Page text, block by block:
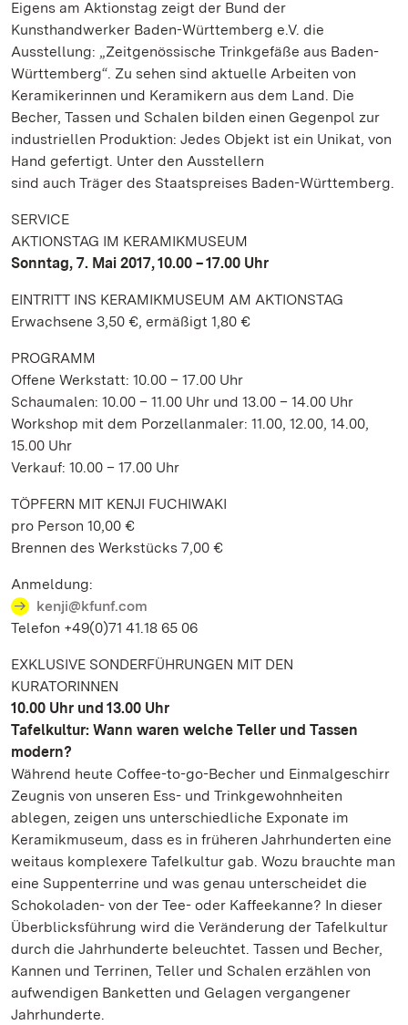
Eigens am Aktionstag zeigt der Bund der
Kunsthandwerker Baden-Württemberg e.V. die
Ausstellung: „Zeitgenössische Trinkgefäße aus Baden-
Württemberg“. Zu sehen sind aktuelle Arbeiten von
Keramikerinnen und Keramikern aus dem Land. Die
Becher, Tassen und Schalen bilden einen Gegenpol zur
industriellen Produktion: Jedes Objekt ist ein Unikat, von
Hand gefertigt. Unter den Ausstellern
sind auch Träger des Staatspreises Baden-Württemberg.
SERVICE
AKTIONSTAG IM KERAMIKMUSEUM
Sonntag, 7. Mai 2017, 10.00 – 17.00 Uhr
EINTRITT INS KERAMIKMUSEUM AM AKTIONSTAG
Erwachsene 3,50 €, ermäßigt 1,80 €
PROGRAMM
Offene Werkstatt: 10.00 – 17.00 Uhr
Schaumalen: 10.00 – 11.00 Uhr und 13.00 – 14.00 Uhr
Workshop mit dem Porzellanmaler: 11.00, 12.00, 14.00,
15.00 Uhr
Verkauf: 10.00 – 17.00 Uhr
TÖPFERN MIT KENJI FUCHIWAKI
pro Person 10,00 €
Brennen des Werkstücks 7,00 €
Anmeldung:
kenji@kfunf.com
Telefon +49(0)71 41.18 65 06
EXKLUSIVE SONDERFÜHRUNGEN MIT DEN
KURATORINNEN
10.00 Uhr und 13.00 Uhr
Tafelkultur: Wann waren welche Teller und Tassen
modern?
Während heute Coffee-to-go-Becher und Einmalgeschirr
Zeugnis von unseren Ess- und Trinkgewohnheiten
ablegen, zeigen uns unterschiedliche Exponate im
Keramikmuseum, dass es in früheren Jahrhunderten eine
weitaus komplexere Tafelkultur gab. Wozu brauchte man
eine Suppenterrine und was genau unterscheidet die
Schokoladen- von der Tee- oder Kaffeekanne? In dieser
Überblicksführung wird die Veränderung der Tafelkultur
durch die Jahrhunderte beleuchtet. Tassen und Becher,
Kannen und Terrinen, Teller und Schalen erzählen von
aufwendigen Banketten und Gelagen vergangener
Jahrhunderte.